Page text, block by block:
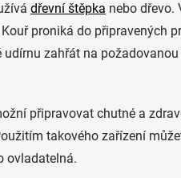
dřevní štěpka nebo dřevo.
proniká do připravených
zahřát na
připravovat chutné a
takového zařízení
ovladatelná.